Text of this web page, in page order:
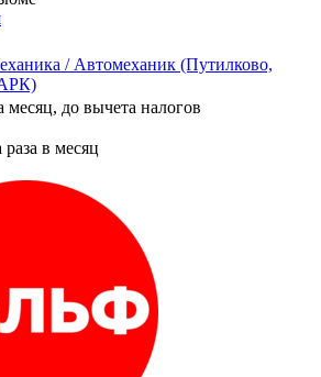
/ Автомеханик (Путилково,
месяц, до вычета налогов
в месяц